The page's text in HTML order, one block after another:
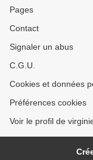
Pages
Contact
Signaler un abus
C.G.U.
Cookies et données
Préférences cookies
Voir le profil de